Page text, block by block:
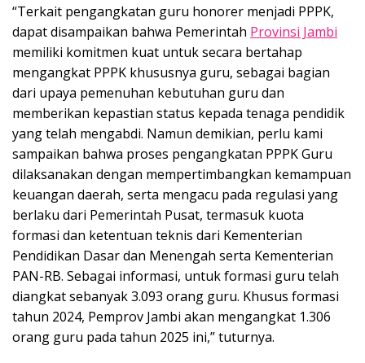
“Terkait pengangkatan guru honorer menjadi PPPK,
dapat disampaikan bahwa Pemerintah Provinsi Jambi
memiliki komitmen kuat untuk secara bertahap
mengangkat PPPK khususnya guru, sebagai bagian
dari upaya pemenuhan kebutuhan guru dan
memberikan kepastian status kepada tenaga pendidik
yang telah mengabdi. Namun demikian, perlu kami
sampaikan bahwa proses pengangkatan PPPK Guru
dilaksanakan dengan mempertimbangkan kemampuan
keuangan daerah, serta mengacu pada regulasi yang
berlaku dari Pemerintah Pusat, termasuk kuota
formasi dan ketentuan teknis dari Kementerian
Pendidikan Dasar dan Menengah serta Kementerian
PAN-RB. Sebagai informasi, untuk formasi guru telah
diangkat sebanyak 3.093 orang guru. Khusus formasi
tahun 2024, Pemprov Jambi akan mengangkat 1.306
orang guru pada tahun 2025 ini,” tuturnya.